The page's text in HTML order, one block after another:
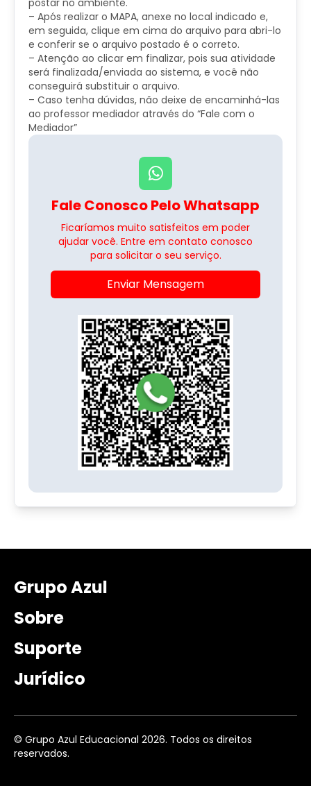
– Após realizar o MAPA, anexe no local indicado e,
em seguida, clique em cima do arquivo para abri-lo
e conferir se o arquivo postado é o correto.
– Atenção ao clicar em finalizar, pois sua atividade
será finalizada/enviada ao sistema, e você não
conseguirá substituir o arquivo.
– Caso tenha dúvidas, não deixe de encaminhá-las
ao professor mediador através do “Fale com o
Mediador”
Fale Conosco Pelo Whatsapp
Ficaríamos muito satisfeitos em poder
ajudar você. Entre em contato conosco
para solicitar o seu serviço.
Enviar Mensagem
Grupo Azul
Sobre
Suporte
Jurídico
© Grupo Azul Educacional 2026. Todos os direitos
reservados.